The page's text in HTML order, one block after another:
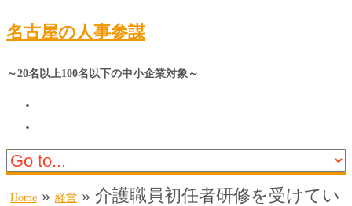
名古屋の人事参謀
～20名以上100名以下の中小企業対象～
Home » 経営 » 介護職員初任者研修を受けてい